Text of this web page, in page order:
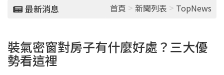
最新消息 首頁 > 新聞列表 > TopNews
裝氣密窗對房子有什麼好處？三大優
勢看這裡